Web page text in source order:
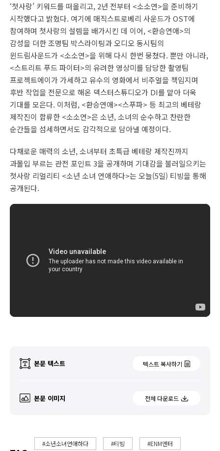
‘첫사랑’ 키워드를 떠올리고, 2년 전부터 <소소연>을 준비하기
시작했다고 밝혔다. 여기에 매직스트로베리 사운드가 OST에
참여하며 첫사랑의 설렘을 배가시킨 데 이어, <환승연애>의
감성을 더한 조명팀 박스라이팅과 오디오 동시팀의
윈드림사운드가 <소소연>을 위해 다시 한번 뭉쳤다. 뿐만 아니라,
<스트리트 푸드 파이터>의 유려한 영상미를 담당한 촬영팀
프로젝트에이가 가세하고 유수의 영화에서 비주얼을 책임지며
후반 작업을 전문으로 해온 덱스터스튜디오가 DI를 맡아 더욱
기대를 모은다. 이처럼, <환승연애><스푸파> 등 최고의 베테랑
제작진이 합류한 <소소연>은 소년, 소녀의 순수하고 찬란한
순간들을 섬세하면서도 감각적으로 담아낼 예정이다.
다채로운 매력의 소년, 소녀부터 초특급 베테랑 제작진까지
과몰입 부르는 관전 포인트 3을 공개하며 기대감을 불러일으키는
첫사랑 리얼리티 <소년 소녀 연애하다>는 오늘(5일) 티빙을 통해
공개된다.
본문 텍스트 텍스트 복사하기
본문 이미지 전체 다운로드
#소년소녀연애하다 #티빙 #ENM엔터